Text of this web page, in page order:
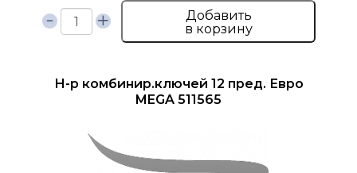
Добавить
в корзину
Н-р комбинир.ключей 12 пред. Евро
MEGA 511565